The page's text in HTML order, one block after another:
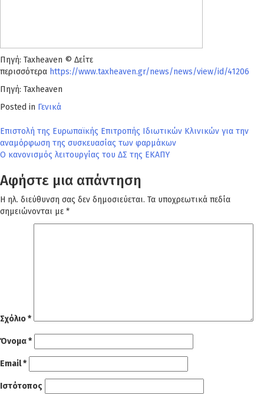
Πηγή: Taxheaven © Δείτε
περισσότερα https://www.taxheaven.gr/news/news/view/id/41206
Πηγή: Taxheaven
Posted in Γενικά
Πλοήγηση
άρθρων
Επιστολή της Ευρωπαϊκής Επιτροπής Ιδιωτικών Κλινικών για την
αναμόρφωση της συσκευασίας των φαρμάκων
Ο κανονισμός λειτουργίας του ΔΣ της ΕΚΑΠΥ
Αφήστε μια απάντηση
Η ηλ. διεύθυνση σας δεν δημοσιεύεται. Τα υποχρεωτικά πεδία
σημειώνονται με *
Σχόλιο*
Όνομα*
Email*
Ιστότοπος